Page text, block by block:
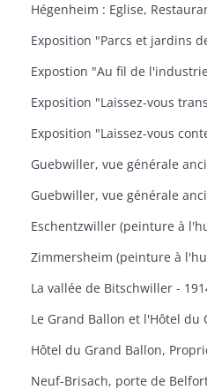
Eschentzwiller (peinture à
Zimmersheim (peinture à
La vallée de Bitschwiller -
Le Grand Ballon et l'Hôtel du
Hôtel du Grand Ballon,
Neuf-Brisach, porte de